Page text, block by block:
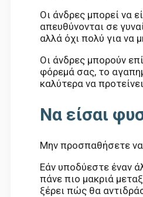
Οι άνδρες μπορεί να
απευθύνονται σε
αλλά όχι πολύ για να
Οι άνδρες μπορούν
φόρεμά σας, το
καλύτερα να
Να είσαι
Μην προσπαθήσετε
Εάν υποδύεστε έναν
πάνε πιο μακριά
ξέρει πώς θα